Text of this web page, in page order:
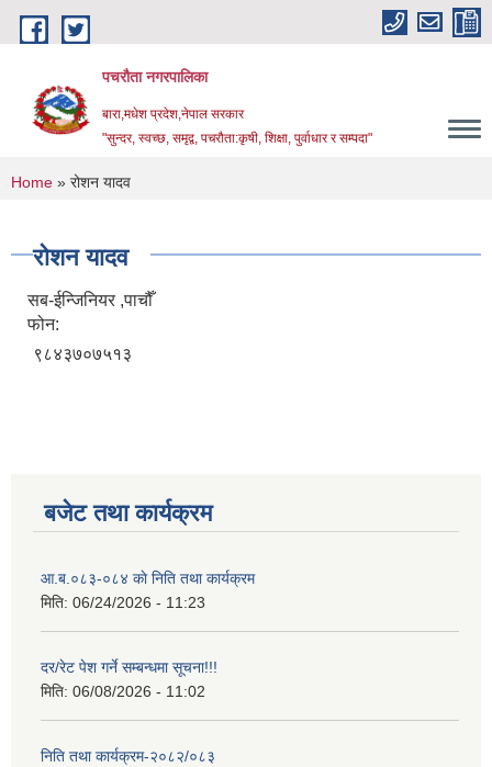
Skip to main content
पचरौता नगरपालिका
बारा,मधेश प्रदेश,नेपाल सरकार
"सुन्दर, स्वच्छ, समृद्व, पचरौता:कृषी, शिक्षा, पुर्वाधार र सम्पदा"
You are here
Home » रोशन यादव
रोशन यादव
सब-ईन्जिनियर ,पाचौँ
फोन:
९८४३७०७५१३
बजेट तथा कार्यक्रम
आ.ब.०८३-०८४ काे निति तथा कार्यक्रम
मिति: 06/24/2026 - 11:23
दर/रेट पेश गर्ने सम्बन्धमा सूचना!!!
मिति: 06/08/2026 - 11:02
निति तथा कार्यक्रम-२०८२/०८३